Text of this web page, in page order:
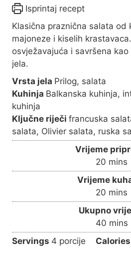
Isprintaj recept
Klasična praznična salata od
majoneze i kiselih
osvježavajuća i savršena
jela.
Vrsta jela Prilog, salata
Kuhinja Balkanska kuhinja,
kuhinja
Ključne riječi francuska
salata, Olivier salata, ruska
Vrijeme
20 m
i
n
u
t
e
s
mins
Vrijeme
20 m
i
n
u
t
mins
Ukupno
40m
i
n
mins
Servings 4 porcije Calories